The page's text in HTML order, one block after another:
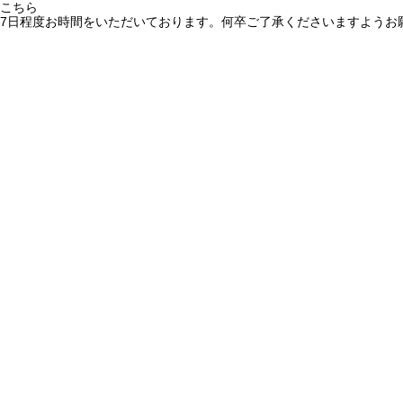
ちら
程度お時間をいただいております。何卒ご了承くださいますようお